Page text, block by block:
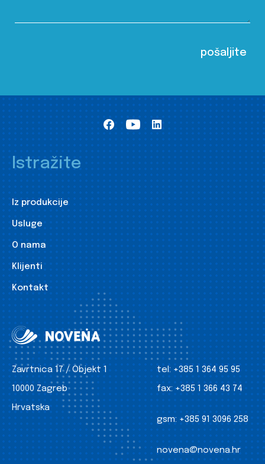
Istražite
Iz produkcije
Usluge
O nama
Klijenti
Kontakt
Zavrtnica 17 / Objekt 1
10000 Zagreb
Hrvatska
tel: +385 1 364 95 95
fax: +385 1 366 43 74
gsm: +385 91 3096 258
novena@novena.hr